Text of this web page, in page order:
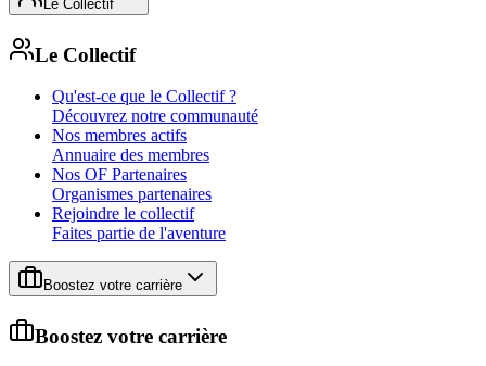
Le Collectif
Le Collectif
Qu'est-ce que le Collectif ?
Découvrez notre communauté
Nos membres actifs
Annuaire des membres
Nos OF Partenaires
Organismes partenaires
Rejoindre le collectif
Faites partie de l'aventure
Boostez votre carrière
Boostez votre carrière